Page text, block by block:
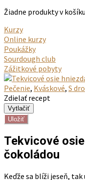
Žiadne produkty v
Kurzy
Online kurzy
Poukážky
Sourdough club
Zážitkové pobyty
Pečenie, Kváskové, S
Zdielať recept
Uložiť
Tekvicové
čokoládou
Keďže sa blíži jeseň,